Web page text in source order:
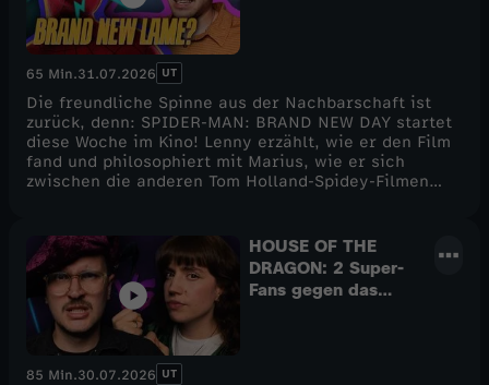
65 Min.31.07.2026 UT
Die freundliche Spinne aus der Nachbarschaft ist
zurück, denn: SPIDER-MAN: BRAND NEW DAY startet
diese Woche im Kino! Lenny erzählt, wie er den Film
fand und philosophiert mit Marius, wie er sich
zwischen die anderen Tom Holland-Spidey-Filmen
die deutschen Kinos. Das haben die beiden zum
Anlass genommen, über ihr Lieblingsobst zu reden -
und, dem heißen Wetter geschuldet, auch über ihre
Lieblingseissorten. Mehr dazu und welche Rolle
Michael Jackson eigentlich bei alledem spielt,
erfahrt ihr im neuen Podcast hier bei CINEMA
STRIKES BACK! Viel Spaß :)
HOUSE OF THE
DRAGON: 2 Super-
Fans gegen das
85 Min.30.07.2026 UT